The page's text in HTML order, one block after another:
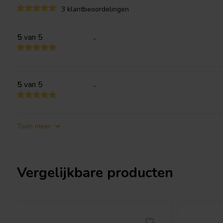
Resistance tolerance: 1% • Dimensions: Ø 8.5
3 klantbeoordelingen
5van 5 -
5van 5 -
Toon meer
Vergelijkbare producten